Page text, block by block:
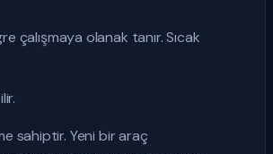
çalışmaya olanak tanır. Sıcak
sahiptir. Yeni bir araç